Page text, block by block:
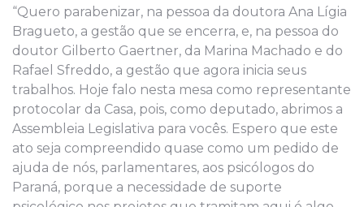
“Quero parabenizar, na pessoa da doutora Ana Lígia
Bragueto, a gestão que se encerra, e, na pessoa do
doutor Gilberto Gaertner, da Marina Machado e do
Rafael Sfreddo, a gestão que agora inicia seus
trabalhos. Hoje falo nesta mesa como representante
protocolar da Casa, pois, como deputado, abrimos a
Assembleia Legislativa para vocês. Espero que este
ato seja compreendido quase como um pedido de
ajuda de nós, parlamentares, aos psicólogos do
Paraná, porque a necessidade de suporte